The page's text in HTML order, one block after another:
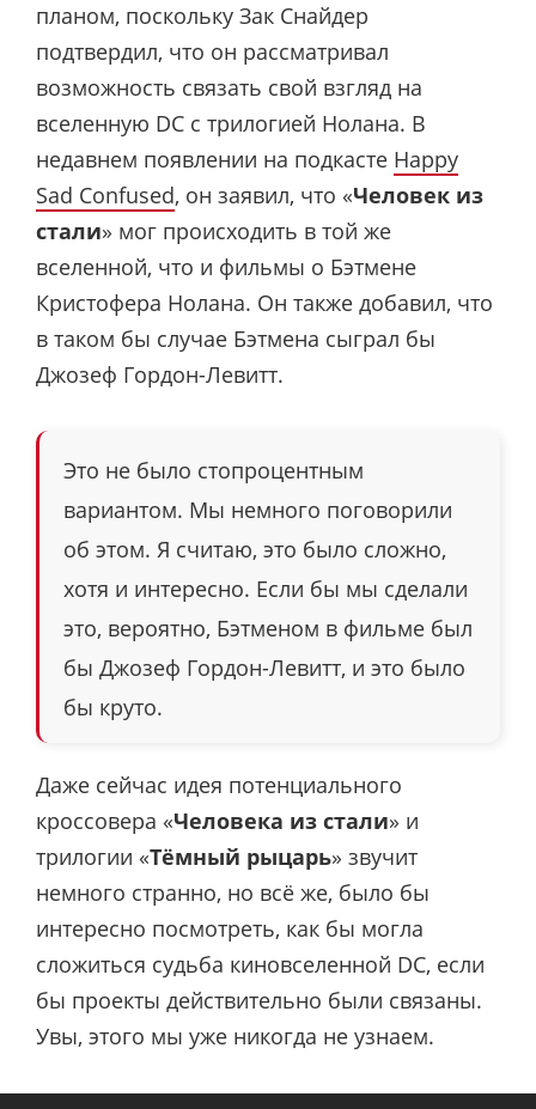
планом, поскольку Зак Снайдер
подтвердил, что он рассматривал
возможность связать свой взгляд на
вселенную DC с трилогией Нолана. В
недавнем появлении на подкасте Happy
Sad Confused, он заявил, что «Человек из
стали» мог происходить в той же
вселенной, что и фильмы о Бэтмене
Кристофера Нолана. Он также добавил, что
в таком бы случае Бэтмена сыграл бы
Джозеф Гордон-Левитт.
Это не было стопроцентным
вариантом. Мы немного поговорили
об этом. Я считаю, это было сложно,
хотя и интересно. Если бы мы сделали
это, вероятно, Бэтменом в фильме был
бы Джозеф Гордон-Левитт, и это было
бы круто.
Даже сейчас идея потенциального
кроссовера «Человека из стали» и
трилогии «Тёмный рыцарь» звучит
немного странно, но всё же, было бы
интересно посмотреть, как бы могла
сложиться судьба киновселенной DC, если
бы проекты действительно были связаны.
Увы, этого мы уже никогда не узнаем.